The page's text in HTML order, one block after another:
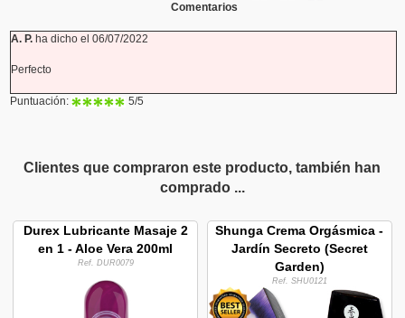
Comentarios
A. P.ha dicho el 06/07/2022
Perfecto
Puntuación: 5/5
Clientes que compraron este producto, también han
comprado ...
Durex Lubricante Masaje 2
en 1 - Aloe Vera 200ml
Ref. DUR0079
Shunga Crema Orgásmica -
Jardín Secreto (Secret
Garden)
Ref. SHU0121